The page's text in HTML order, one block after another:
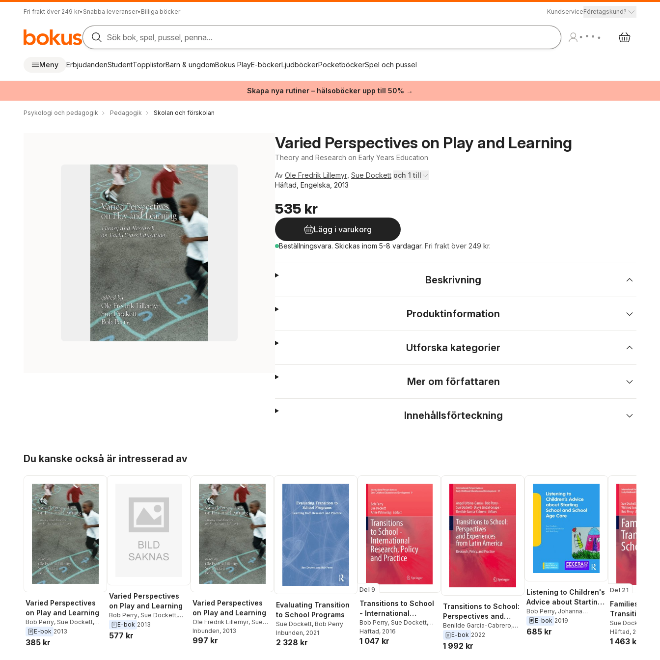
Fri frakt över 249 kr• Snabba leveranser• Billiga böcker KundserviceFöretagskund?
Sök bok, spel, pussel, penna...
Meny ErbjudandenStudentTopplistorBarn & ungdomBokus PlayE-böckerLjudböckerPocketböckerSpel och pussel
Skapa nya rutiner – hälsoböcker upp till 50% →
Psykologi och pedagogik Pedagogik Skolan och förskolan
Varied Perspectives on Play and Learning
Theory and Research on Early Years Education
Av Ole Fredrik Lillemyr Sue Dockett och 1 till
Häftad, Engelska, 2013
535 kr
Lägg i varukorg
Beställningsvara. Skickas inom 5-8 vardagar. Fri frakt över 249 kr.
Beskrivning
Produktinformation
Utforska kategorier
Mer om författaren
Innehållsförteckning
Du kanske också är intresserad av
Varied Perspectives
on Play and Learning
Bob Perry, Sue Dockett,
Ole Fredrik Lillemyr
E-bok 2013
385 kr
Varied Perspectives
on Play and Learning
Bob Perry, Sue Dockett,
Ole Fredrik Lillemyr
E-bok 2013
577 kr
Varied Perspectives
on Play and Learning
Ole Fredrik Lillemyr, Sue
Dockett,Bob Perry
Inbunden, 2013
997 kr
Evaluating Transition
to School Programs
Sue Dockett, Bob Perry
Inbunden, 2021
2 328 kr
Del 9
Transitions to School
- International
Research, Policy and
Practice
Bob Perry, Sue Dockett,
Anne Petriwskyj
Häftad, 2016
1 047 kr
Transitions to School:
Perspectives and
Experiences from
Latin America
Benilde Garcia-Cabrero,
Divya Jindal-Snape
Dockett ,Bob Perry
E-bok 2022
1 992 kr
Listening to Children's
Advice about Starting
School and School
Age Care
Bob Perry, Johanna
Einarsdottir,Sue Dockett
E-bok 2019
685 kr
Del 21
Families and
Transition to
Sue Dockett
Griebel ,Bob
Häftad, 2018
1 463 kr